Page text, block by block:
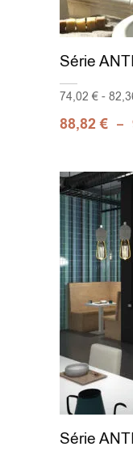
Série
74,02 € -
88,82€ –
Série